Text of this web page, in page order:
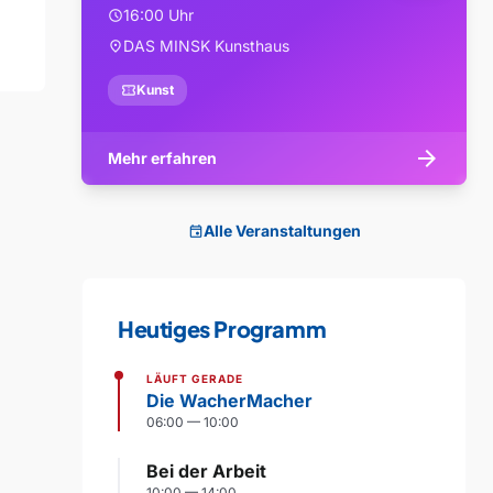
schedule16:00 Uhr
location_onDAS MINSK Kunsthaus
confirmation_numberKunst
Mehr erfahren arrow_forward
eventAlle Veranstaltungen
Heutiges Programm
LÄUFT GERADE
Die WacherMacher
06:00 — 10:00
Bei der Arbeit